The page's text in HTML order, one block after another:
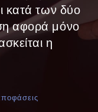
κατά των δύο
αφορά μόνο
η